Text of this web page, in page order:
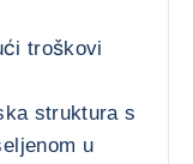
troškovi
struktura s
u